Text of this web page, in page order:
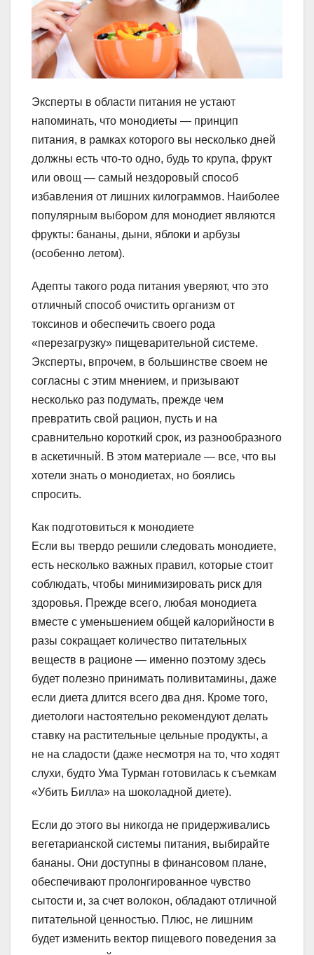
Эксперты в области питания не устают
напоминать, что монодиеты — принцип
питания, в рамках которого вы несколько дней
должны есть что-то одно, будь то крупа, фрукт
или овощ — самый нездоровый способ
избавления от лишних килограммов. Наиболее
популярным выбором для монодиет являются
фрукты: бананы, дыни, яблоки и арбузы
(особенно летом).
Адепты такого рода питания уверяют, что это
отличный способ очистить организм от
токсинов и обеспечить своего рода
«перезагрузку» пищеварительной системе.
Эксперты, впрочем, в большинстве своем не
согласны с этим мнением, и призывают
несколько раз подумать, прежде чем
превратить свой рацион, пусть и на
сравнительно короткий срок, из разнообразного
в аскетичный. В этом материале — все, что вы
хотели знать о монодиетах, но боялись
спросить.
Как подготовиться к монодиете
Если вы твердо решили следовать монодиете,
есть несколько важных правил, которые стоит
соблюдать, чтобы минимизировать риск для
здоровья. Прежде всего, любая монодиета
вместе с уменьшением общей калорийности в
разы сокращает количество питательных
веществ в рационе — именно поэтому здесь
будет полезно принимать поливитамины, даже
если диета длится всего два дня. Кроме того,
диетологи настоятельно рекомендуют делать
ставку на растительные цельные продукты, а
не на сладости (даже несмотря на то, что ходят
слухи, будто Ума Турман готовилась к съемкам
«Убить Билла» на шоколадной диете).
Если до этого вы никогда не придерживались
вегетарианской системы питания, выбирайте
бананы. Они доступны в финансовом плане,
обеспечивают пролонгированное чувство
сытости и, за счет волокон, обладают отличной
питательной ценностью. Плюс, не лишним
будет изменить вектор пищевого поведения за